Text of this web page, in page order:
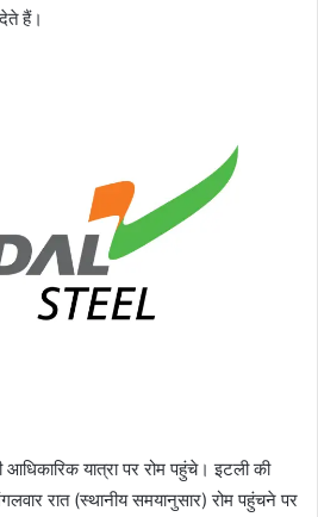
हैं।
आधिकारिक यात्रा पर रोम पहुंचे। इटली की
रात (स्थानीय समयानुसार) रोम पहुंचने पर